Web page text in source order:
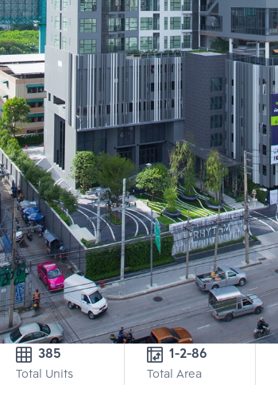
385
Total Units
1-2-86
Total Area